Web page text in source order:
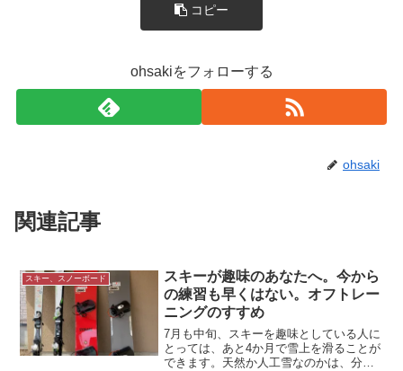
コピー
ohsakiをフォローする
ohsaki
関連記事
スキー、スノーボード
スキーが趣味のあなたへ。今から
の練習も早くはない。オフトレー
ニングのすすめ
7月も中旬、スキーを趣味としている人に
とっては、あと4か月で雪上を滑ることが
できます。天然か人工雪なのかは、分か